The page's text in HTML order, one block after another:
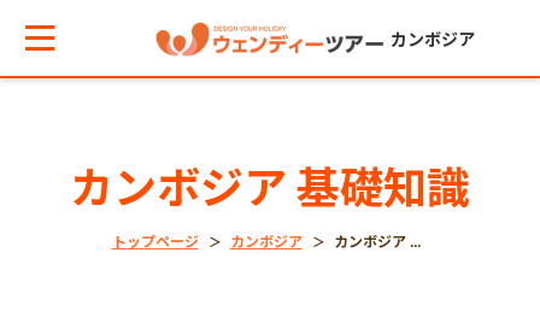
カンボジア
カンボジア 基礎知識
トップページ カンボジア カンボジア 基礎知識
アからお役立ち情報を探す